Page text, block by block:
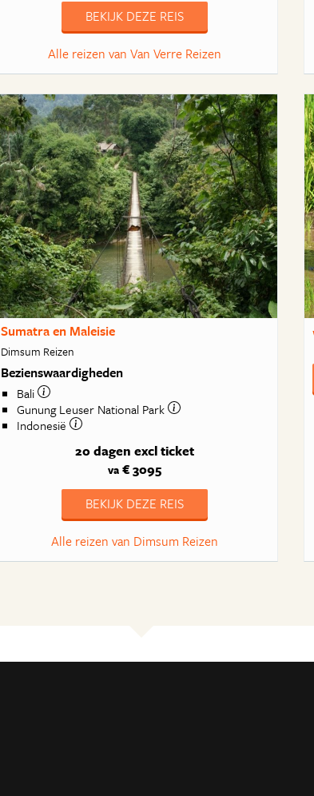
BEKIJK DEZE REIS
Alle reizen van Van Verre Reizen
Sumatra en Maleisie
Dimsum Reizen
Bezienswaardigheden
Bali
Gunung Leuser National Park
Indonesië
20 dagen excl ticket
va € 3095
BEKIJK DEZE REIS
Alle reizen van Dimsum Reizen